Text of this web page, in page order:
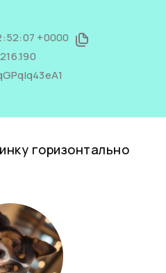
+0000
горизонтально